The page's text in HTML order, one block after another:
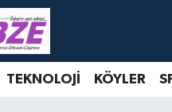
TEKNOLOJİ KÖYLER